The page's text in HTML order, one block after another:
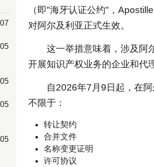
（即"海牙认证公约"，
对阿尔及利亚正式生效。
这一举措意味着，涉及阿
开展知识产权业务的企业和代
自2026年7月9日起，在
不限于：
转让契约
合并文件
名称变更证明
许可协议